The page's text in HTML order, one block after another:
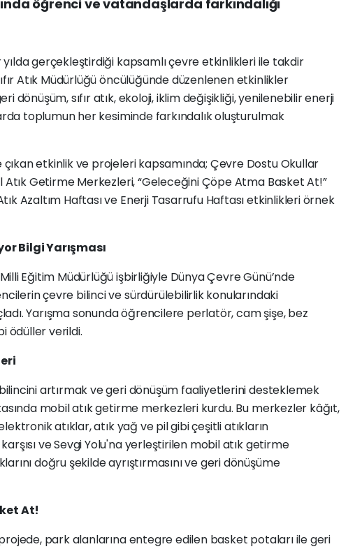
öğrenci ve vatandaşlarda farkındalığı
gerçekleştirdiği kapsamlı çevre etkinlikleri ile takdir
Atık Müdürlüğü öncülüğünde düzenlenen etkinlikler
dönüşüm, sıfır atık, ekoloji, iklim değişikliği, yenilenebilir enerji
toplumun her kesiminde farkındalık oluşturulmak
çıkan etkinlik ve projeleri kapsamında; Çevre Dostu Okullar
Atık Getirme Merkezleri, “Geleceğini Çöpe Atma Basket At!”
Azaltım Haftası ve Enerji Tasarrufu Haftası etkinlikleri örnek
Bilgi Yarışması
Eğitim Müdürlüğü işbirliğiyle Dünya Çevre Günü’nde
çevre bilinci ve sürdürülebilirlik konularındaki
Yarışma sonunda öğrencilere perlatör, cam şişe, bez
ödüller verildi.
artırmak ve geri dönüşüm faaliyetlerini desteklemek
mobil atık getirme merkezleri kurdu. Bu merkezler kâğıt,
atıklar, atık yağ ve pil gibi çeşitli atıkların
ve Sevgi Yolu'na yerleştirilen mobil atık getirme
doğru şekilde ayrıştırmasını ve geri dönüşüme
At!
park alanlarına entegre edilen basket potaları ile geri